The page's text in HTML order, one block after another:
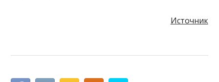
Источник